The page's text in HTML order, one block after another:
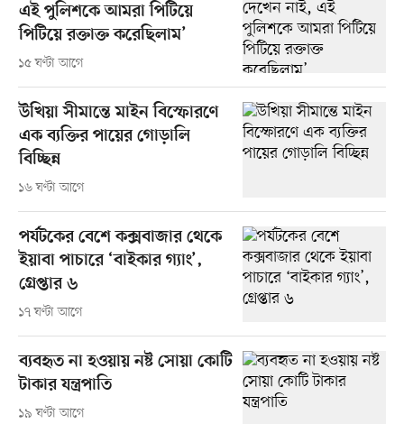
এই পুলিশকে আমরা পিটিয়ে
পিটিয়ে রক্তাক্ত করেছিলাম’
১৫ ঘণ্টা আগে
উখিয়া সীমান্তে মাইন বিস্ফোরণে
এক ব্যক্তির পায়ের গোড়ালি
বিচ্ছিন্ন
১৬ ঘণ্টা আগে
পর্যটকের বেশে কক্সবাজার থেকে
ইয়াবা পাচারে ‘বাইকার গ্যাং’,
গ্রেপ্তার ৬
১৭ ঘণ্টা আগে
ব্যবহৃত না হওয়ায় নষ্ট সোয়া কোটি
টাকার যন্ত্রপাতি
১৯ ঘণ্টা আগে